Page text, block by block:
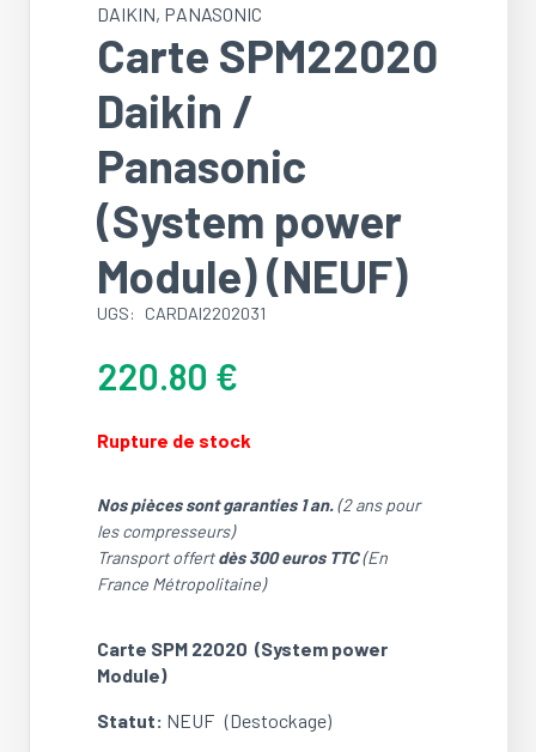
DAIKIN, PANASONIC
Carte SPM22020
Daikin /
Panasonic
(System power
Module) (NEUF)
UGS: CARDAI2202031
220.80 €
Rupture de stock
Nos pièces sont garanties 1 an.(2 ans pour
les compresseurs)
Transport offertdès 300 euros TTC(En
France Métropolitaine)
Carte SPM 22020 (System power
Module)
Statut: NEUF (Destockage)